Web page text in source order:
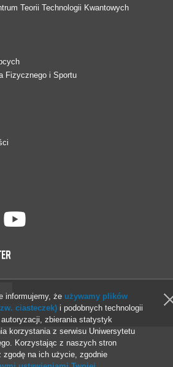
Teorii Technologii Kwantowych
Fizycznego i Sportu
2026 Uniwersytet Gdański
informujemy, że używamy plików
ciasteczek) i podobnych technologii
zbierania statystyk
korzystania z serwisu Uniwersytetu
Korzystając z naszych stron
zgodę na ich użycie, zgodnie